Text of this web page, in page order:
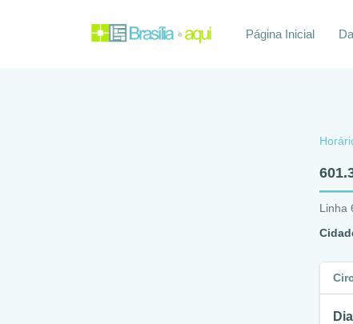
Página Inicial
Linha